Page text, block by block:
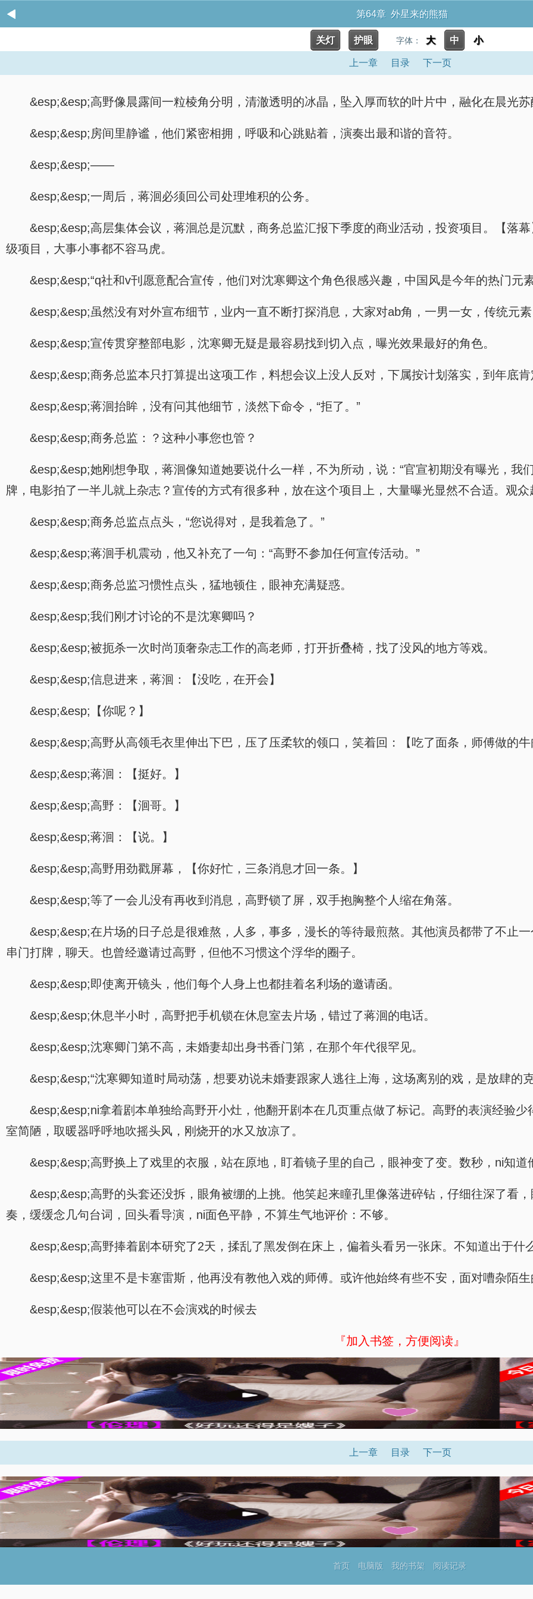
第64章 外星来的熊猫
关灯 护眼 字体： 大 中 小
上一章 目录 下一页
&esp;&esp;高野像晨露间一粒棱角分明，清澈透明的冰晶，坠入厚而软的叶片中，融化在晨光苏
&esp;&esp;房间里静谧，他们紧密相拥，呼吸和心跳贴着，演奏出最和谐的音符。
&esp;&esp;——
&esp;&esp;一周后，蒋洄必须回公司处理堆积的公务。
&esp;&esp;高层集体会议，蒋洄总是沉默，商务总监汇报下季度的商业活动，投资项目。【落
级项目，大事小事都不容马虎。
&esp;&esp;“q社和v刊愿意配合宣传，他们对沈寒卿这个角色很感兴趣，中国风是今年的热门元
&esp;&esp;虽然没有对外宣布细节，业内一直不断打探消息，大家对ab角，一男一女，传统元
&esp;&esp;宣传贯穿整部电影，沈寒卿无疑是最容易找到切入点，曝光效果最好的角色。
&esp;&esp;商务总监本只打算提出这项工作，料想会议上没人反对，下属按计划落实，到年底肯
&esp;&esp;蒋洄抬眸，没有问其他细节，淡然下命令，“拒了。”
&esp;&esp;商务总监：？这种小事您也管？
&esp;&esp;她刚想争取，蒋洄像知道她要说什么一样，不为所动，说：“官宣初期没有曝光，我
牌，电影拍了一半儿就上杂志？宣传的方式有很多种，放在这个项目上，大量曝光显然不合适。观众
&esp;&esp;商务总监点点头，“您说得对，是我着急了。”
&esp;&esp;蒋洄手机震动，他又补充了一句：“高野不参加任何宣传活动。”
&esp;&esp;商务总监习惯性点头，猛地顿住，眼神充满疑惑。
&esp;&esp;我们刚才讨论的不是沈寒卿吗？
&esp;&esp;被扼杀一次时尚顶奢杂志工作的高老师，打开折叠椅，找了没风的地方等戏。
&esp;&esp;信息进来，蒋洄：【没吃，在开会】
&esp;&esp;【你呢？】
&esp;&esp;高野从高领毛衣里伸出下巴，压了压柔软的领口，笑着回：【吃了面条，师傅做的牛
&esp;&esp;蒋洄：【挺好。】
&esp;&esp;高野：【洄哥。】
&esp;&esp;蒋洄：【说。】
&esp;&esp;高野用劲戳屏幕，【你好忙，三条消息才回一条。】
&esp;&esp;等了一会儿没有再收到消息，高野锁了屏，双手抱胸整个人缩在角落。
&esp;&esp;在片场的日子总是很难熬，人多，事多，漫长的等待最煎熬。其他演员都带了不止
串门打牌，聊天。也曾经邀请过高野，但他不习惯这个浮华的圈子。
&esp;&esp;即使离开镜头，他们每个人身上也都挂着名利场的邀请函。
&esp;&esp;休息半小时，高野把手机锁在休息室去片场，错过了蒋洄的电话。
&esp;&esp;沈寒卿门第不高，未婚妻却出身书香门第，在那个年代很罕见。
&esp;&esp;“沈寒卿知道时局动荡，想要劝说未婚妻跟家人逃往上海，这场离别的戏，是放肆的
&esp;&esp;ni拿着剧本单独给高野开小灶，他翻开剧本在几页重点做了标记。高野的表演经验
室简陋，取暖器呼呼地吹摇头风，刚烧开的水又放凉了。
&esp;&esp;高野换上了戏里的衣服，站在原地，盯着镜子里的自己，眼神变了变。数秒，ni知道
&esp;&esp;高野的头套还没拆，眼角被绷的上挑。他笑起来瞳孔里像落进碎钻，仔细往深了看
奏，缓缓念几句台词，回头看导演，ni面色平静，不算生气地评价：不够。
&esp;&esp;高野捧着剧本研究了2天，揉乱了黑发倒在床上，偏着头看另一张床。不知道出于什
&esp;&esp;这里不是卡塞雷斯，他再没有教他入戏的师傅。或许他始终有些不安，面对嘈杂陌
&esp;&esp;假装他可以在不会演戏的时候去
『加入书签，方便阅读』
上一章 目录 下一页
首页 电脑版 我的书架 阅读记录